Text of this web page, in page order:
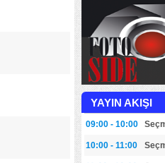
YAYIN AKIŞI
09:00 - 10:00
10:00 - 11:00